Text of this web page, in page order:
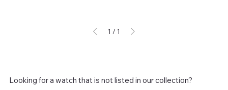
Looking for a watch that is not listed in our collection?
1 / 1